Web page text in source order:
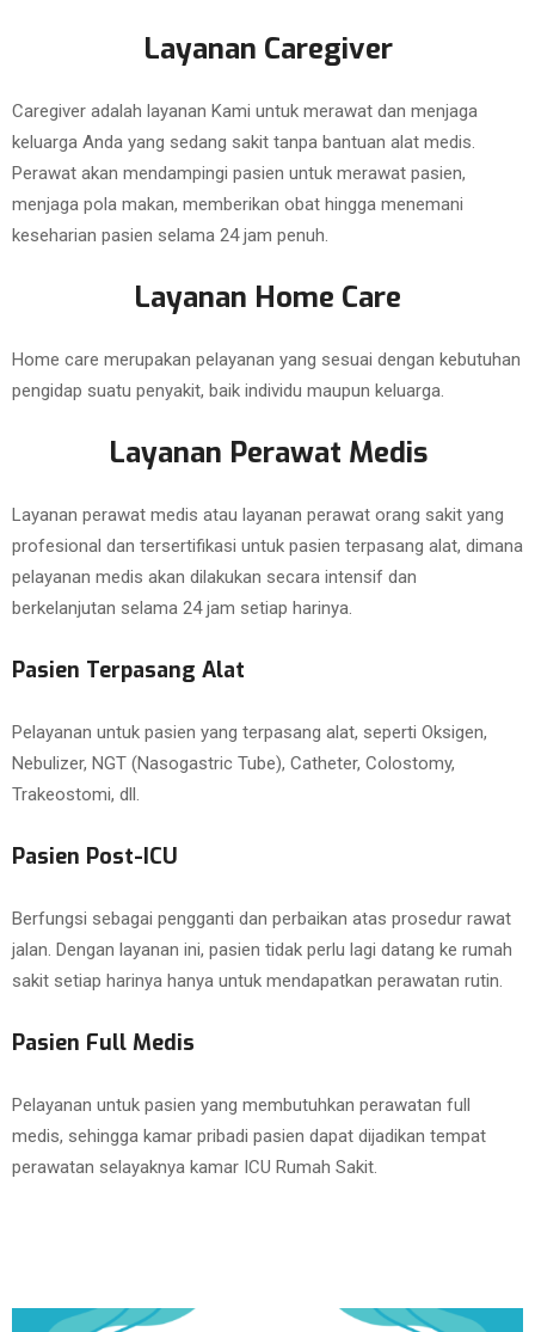
Layanan Caregiver
Caregiver adalah layanan Kami untuk merawat dan menjaga
keluarga Anda yang sedang sakit tanpa bantuan alat medis.
Perawat akan mendampingi pasien untuk merawat pasien,
menjaga pola makan, memberikan obat hingga menemani
keseharian pasien selama 24 jam penuh.
Layanan Home Care
Home care merupakan pelayanan yang sesuai dengan kebutuhan
pengidap suatu penyakit, baik individu maupun keluarga.
Layanan Perawat Medis
Layanan perawat medis atau layanan perawat orang sakit yang
profesional dan tersertifikasi untuk pasien terpasang alat, dimana
pelayanan medis akan dilakukan secara intensif dan
berkelanjutan selama 24 jam setiap harinya.
Pasien Terpasang Alat
Pelayanan untuk pasien yang terpasang alat, seperti Oksigen,
Nebulizer, NGT (Nasogastric Tube), Catheter, Colostomy,
Trakeostomi, dll.
Pasien Post-ICU
Berfungsi sebagai pengganti dan perbaikan atas prosedur rawat
jalan. Dengan layanan ini, pasien tidak perlu lagi datang ke rumah
sakit setiap harinya hanya untuk mendapatkan perawatan rutin.
Pasien Full Medis
Pelayanan untuk pasien yang membutuhkan perawatan full
medis, sehingga kamar pribadi pasien dapat dijadikan tempat
perawatan selayaknya kamar ICU Rumah Sakit.